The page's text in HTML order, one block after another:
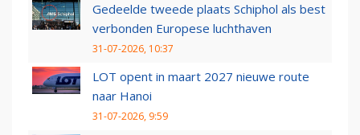
Gedeelde tweede plaats Schiphol als best
verbonden Europese luchthaven
31-07-2026, 10:37
LOT opent in maart 2027 nieuwe route
naar Hanoi
31-07-2026, 9:59